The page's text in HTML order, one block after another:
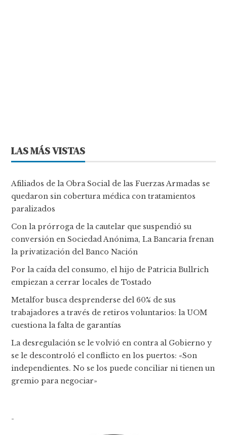
LAS MÁS VISTAS
Afiliados de la Obra Social de las Fuerzas Armadas se
quedaron sin cobertura médica con tratamientos
paralizados
Con la prórroga de la cautelar que suspendió su
conversión en Sociedad Anónima, La Bancaria frenan
la privatización del Banco Nación
Por la caída del consumo, el hijo de Patricia Bullrich
empiezan a cerrar locales de Tostado
Metalfor busca desprenderse del 60% de sus
trabajadores a través de retiros voluntarios: la UOM
cuestiona la falta de garantías
La desregulación se le volvió en contra al Gobierno y
se le descontroló el conflicto en los puertos: «Son
independientes. No se los puede conciliar ni tienen un
gremio para negociar»
-